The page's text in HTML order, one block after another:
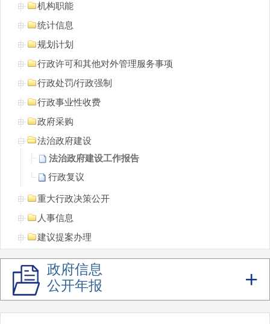
机构职能
统计信息
规划计划
行政许可和其他对外管理服务事项
行政处罚/行政强制
行政事业性收费
政府采购
法治政府建设
法治政府建设工作报告
行政复议
重大行政决策公开
人事信息
建议提案办理
“双随机、一公开”监管
政务公开机制建设
重点领域信息
领导公开接访
政府信息
公开年报